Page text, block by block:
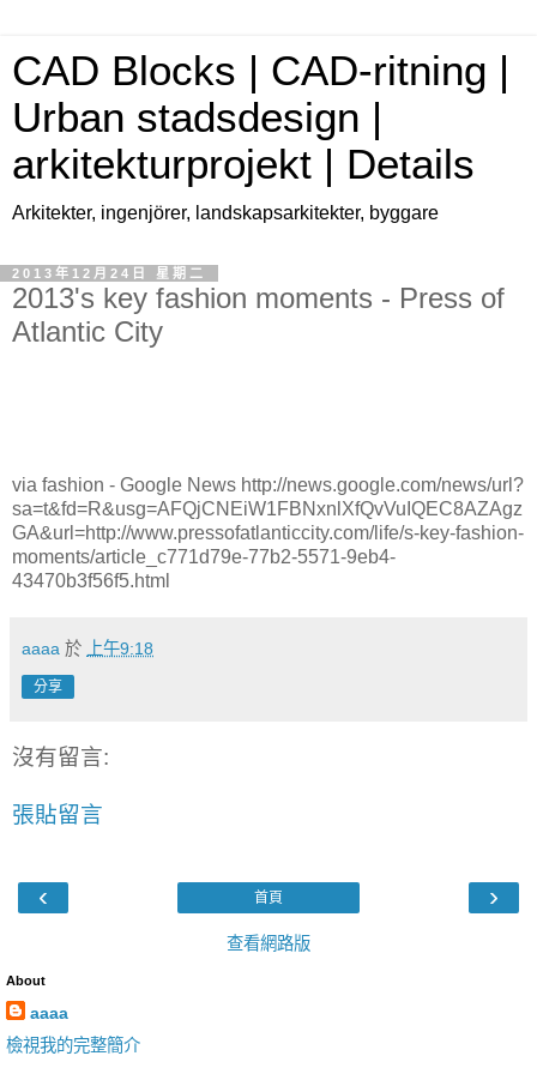
CAD Blocks | CAD-ritning |
Urban stadsdesign |
arkitekturprojekt | Details
Arkitekter, ingenjörer, landskapsarkitekter, byggare
2013年12月24日 星期二
2013's key fashion moments - Press of
Atlantic City
via fashion - Google News http://news.google.com/news/url?
sa=t&fd=R&usg=AFQjCNEiW1FBNxnlXfQvVuIQEC8AZAgz
GA&url=http://www.pressofatlanticcity.com/life/s-key-fashion-
moments/article_c771d79e-77b2-5571-9eb4-
43470b3f56f5.html
aaaa 於 上午9:18
分享
沒有留言:
張貼留言
‹ ›
首頁
查看網路版
About
aaaa
檢視我的完整簡介